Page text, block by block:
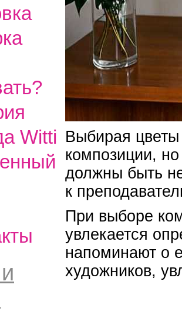
Witti Выбирая цветы
композиции,
должны быть
к
При выборе
увлекается
напоминают о
художников,